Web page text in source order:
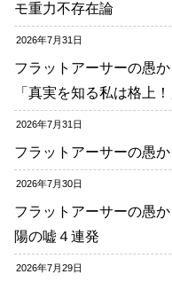
モ重力不存在論
2026年7月31日
フラットアーサーの愚
「真実を知る私は格上！
2026年7月31日
フラットアーサーの愚
2026年7月30日
フラットアーサーの愚
陽の嘘４連発
2026年7月29日